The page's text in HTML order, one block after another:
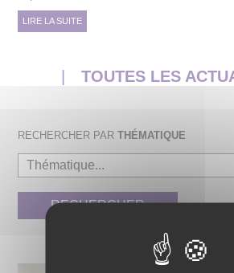
LIRE LA SUITE
TOUTES LES
RECHERCHER PARTHÉMATIQUE